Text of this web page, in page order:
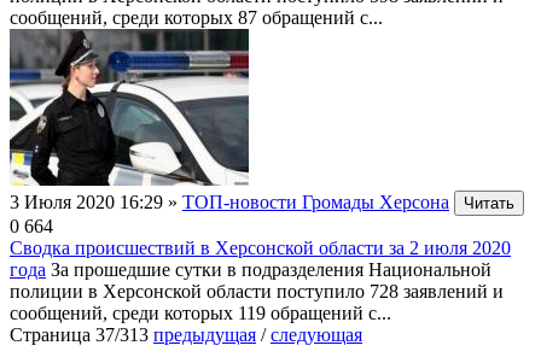
сообщений, среди которых 87 обращений с...
3 Июля 2020 16:29 » ТОП-новости Громады Херсона Читать
0 664
Сводка происшествий в Херсонской области за 2 июля 2020
года За прошедшие сутки в подразделения Национальной
полиции в Херсонской области поступило 728 заявлений и
сообщений, среди которых 119 обращений с...
Страница 37/313 предыдущая /следующая